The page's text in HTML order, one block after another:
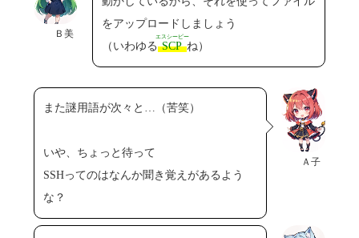
Ｂ美
をアップロードしましょう
（いわゆる SCP
エスシーピー
ね）
Ａ子
また謎用語が次々と…（苦笑）
いや、ちょっと待って
SSHってのはなんか聞き覚えがあるよう
な？